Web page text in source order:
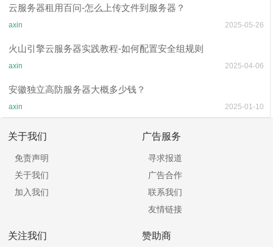
云服务器租用百问-怎么上传文件到服务器？
axin 2025-05-26
火山引擎云服务器实践教程-如何配置安全组规则
axin 2025-04-06
安徽独立高防服务器大概多少钱？
axin 2025-01-10
关于我们
免责声明
关于我们
加入我们
广告服务
寻求报道
广告合作
联系我们
友情链接
关注我们 赞助商